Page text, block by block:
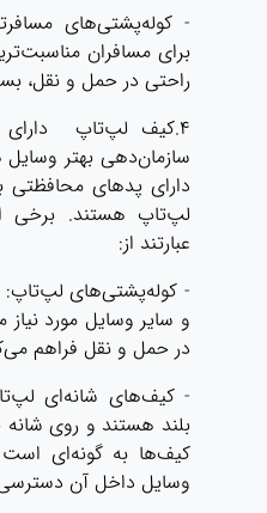
- کوله‌پشتی‌های
برای مسافران
راحتی در حمل و نقل،
4.کیف‌ لپ‌تاپ
سازمان‌دهی بهتر
دارای پدهای محافظتی
لپ‌تاپ هستند. برخی
عبارتند از:
- کوله‌پشتی‌های
و سایر وسایل مورد
در حمل و نقل فراهم
- کیف‌های شانه‌ای
بلند هستند و روی
کیف‌ها به گونه‌ای
وسایل داخل آن